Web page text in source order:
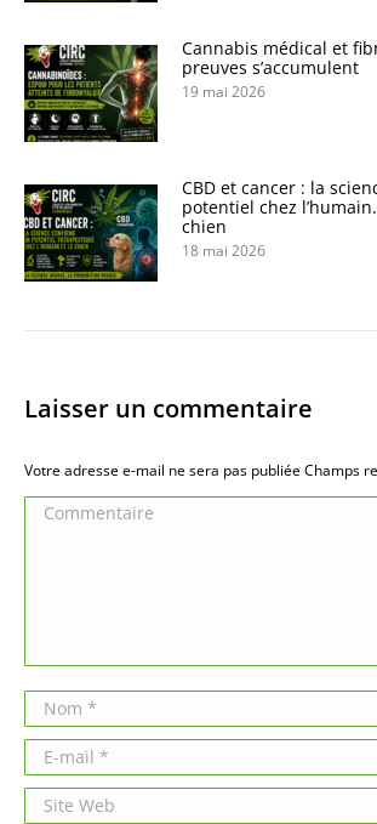
Cannabis médical et
preuves s’accumulent
19 mai 2026
CBD et cancer : la
potentiel chez
chien
18 mai 2026
Laisser un commentaire
Votre adresse e-mail ne sera pas publiée Champs
Commentaire
Nom *
E-mail *
Site Web